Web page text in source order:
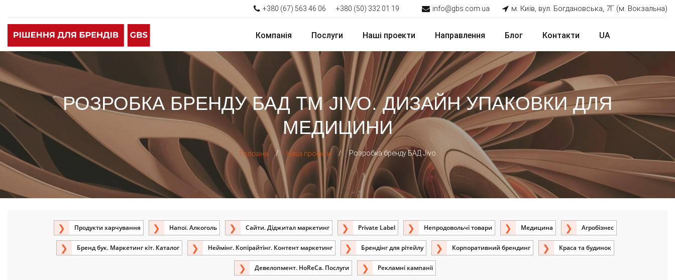
+380 (67) 563 46 06 +380 (50) 332 01 19 info@gbs.com.ua м. Київ, вул. Богдановська, 7Г (м. Вокзальна)
Компанія Послуги Наші проекти Направлення Блог Контакти UA
РОЗРОБКА БРЕНДУ БАД ТМ JIVO. ДИЗАЙН УПАКОВКИ ДЛЯ
МЕДИЦИНИ
Головна / Наші проекти / Розробка бренду БАД Jivo
Продукти харчування Напої. Алкоголь Сайти. Діджитал маркетинг Private Label Непродовольчі товари Медицина Агробізнес
Бренд бук. Маркетинг кіт. Каталог Неймінг. Копірайтінг. Контент маркетинг Брендінг для рітейлу Корпоративний брендинг Краса та будинок
Девелопмент. HoReCa. Послуги Рекламні кампанії